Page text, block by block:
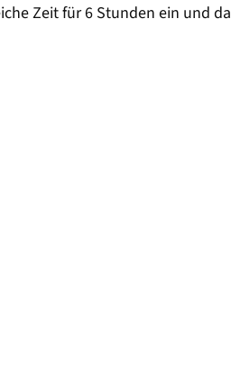
Zeit für 6 Stunden ein und